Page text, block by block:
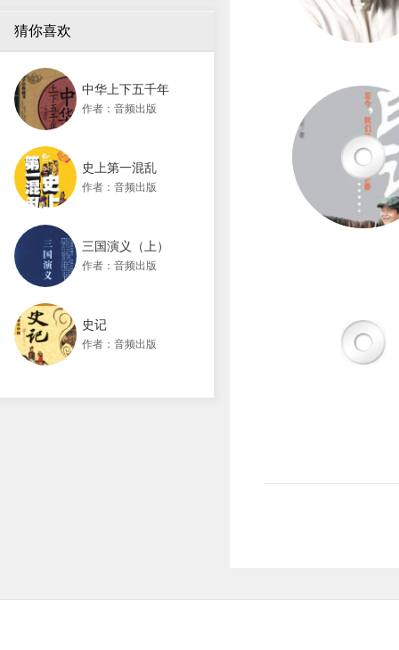
猜你喜欢
中华上下五千年
作者：音频出版
史上第一混乱
作者：音频出版
三国演义（上）
作者：音频出版
史记
作者：音频出版